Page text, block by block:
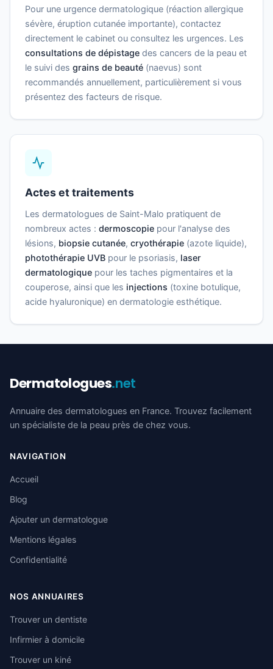
Pour une urgence dermatologique (réaction allergique
sévère, éruption cutanée importante), contactez
directement le cabinet ou consultez les urgences. Les
consultations de dépistage des cancers de la peau et
le suivi des grains de beauté (naevus) sont
recommandés annuellement, particulièrement si vous
présentez des facteurs de risque.
Actes et traitements
Les dermatologues de Saint-Malo pratiquent de
nombreux actes : dermoscopie pour l'analyse des
lésions, biopsie cutanée, cryothérapie (azote liquide),
photothérapie UVB pour le psoriasis, laser
dermatologique pour les taches pigmentaires et la
couperose, ainsi que les injections (toxine botulique,
acide hyaluronique) en dermatologie esthétique.
Dermatologues.net
Annuaire des dermatologues en France. Trouvez facilement
un spécialiste de la peau près de chez vous.
NAVIGATION
Accueil
Blog
Ajouter un dermatologue
Mentions légales
Confidentialité
NOS ANNUAIRES
Trouver un dentiste
Infirmier à domicile
Trouver un kiné